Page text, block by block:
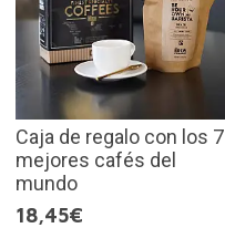
Caja de regalo con los 7
mejores cafés del
mundo
18,45€